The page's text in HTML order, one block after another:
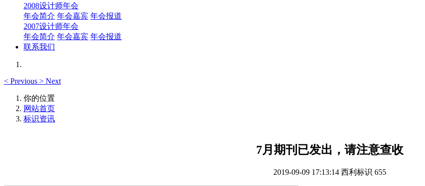
2008设计师年会
年会简介 年会嘉宾 年会报道
2007设计师年会
年会简介 年会嘉宾 年会报道
联系我们
< Previous > Next
你的位置
网站首页
标识资讯
7月期刊已发出，请注意查收
2019-09-09 17:13:14 西利标识 655